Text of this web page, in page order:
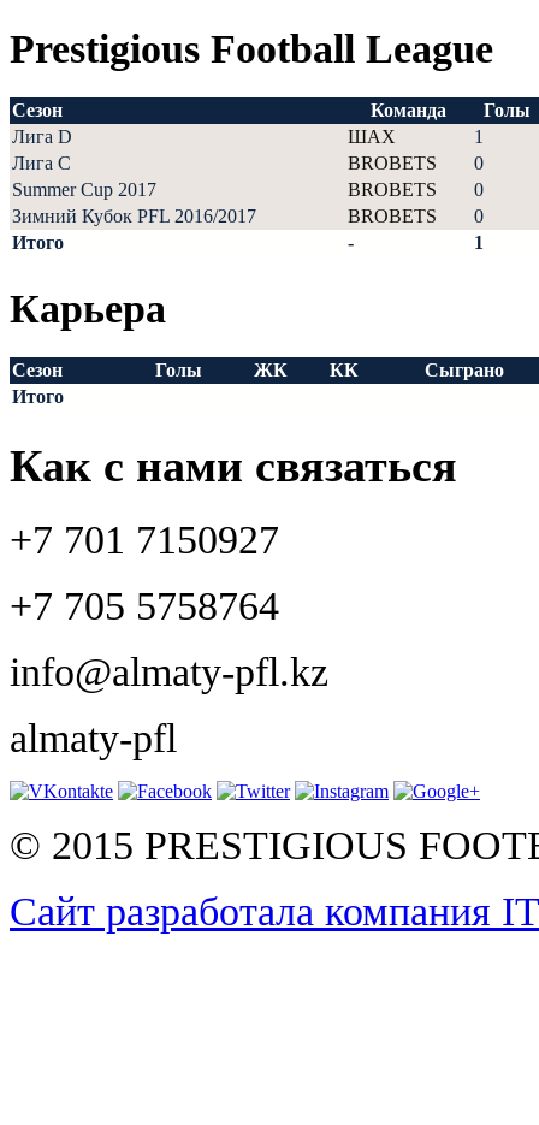
Prestigious Football League
Сезон Команда
Голы
Лига D
ШАХ
1
Лига С
BROBETS
0
Summer Cup 2017
BROBETS
0
Зимний Кубок PFL 2016/2017
BROBETS
0
Итого
- 1
Карьера
Сезон Голы ЖК КК
Сыграно
Итого
Как с нами связаться
+7 701 7150927
+7 705 5758764
info@almaty-pfl.kz
almaty-pfl
© 2015 PRESTIGIOUS
Сайт разработала компания